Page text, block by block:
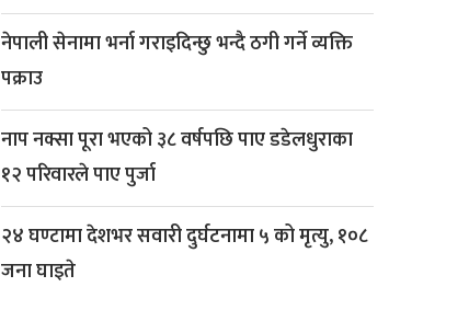
नेपाली सेनामा भर्ना गराइदिन्छु भन्दै ठगी गर्ने व्यक्ति
पक्राउ
नाप नक्सा पूरा भएको ३८ वर्षपछि पाए डडेलधुराका
१२ परिवारले पाए पुर्जा
२४ घण्टामा देशभर सवारी दुर्घटनामा ५ को मृत्यु, १०८
जना घाइते